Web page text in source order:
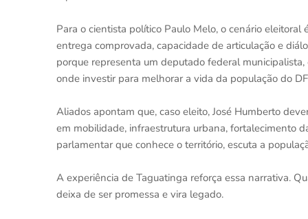
Para o cientista político Paulo Melo, o cenário
entrega comprovada, capacidade de articulação e
porque representa um deputado federal
onde investir para melhorar a vida da população do
Aliados apontam que, caso eleito, José Humberto
em mobilidade, infraestrutura urbana, fortalecimento
parlamentar que conhece o território, escuta a
A experiência de Taguatinga reforça essa narrativa.
deixa de ser promessa e vira legado.